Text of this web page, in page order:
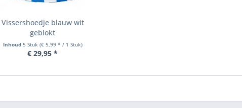
Vissershoedje blauw wit
geblokt
Inhoud 5 Stuk (€ 5,99 * / 1 Stuk)
€ 29,95 *